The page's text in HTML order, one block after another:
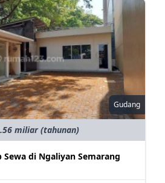
Gudang
miliar (tahunan)
Sewa di Ngaliyan Semarang